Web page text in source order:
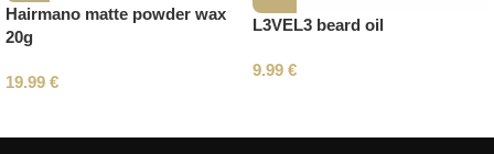
Hairmano matte powder wax
20g
19.99 €
L3VEL3 beard oil
9.99 €